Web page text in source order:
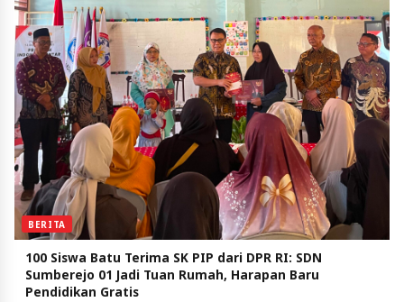
BERITA
100 Siswa Batu Terima SK PIP dari DPR RI: SDN
Sumberejo 01 Jadi Tuan Rumah, Harapan Baru
Pendidikan Gratis